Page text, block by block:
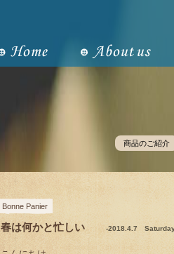
商品のご紹介
Bonne Panier
春は何かと忙しい -2018.4.7